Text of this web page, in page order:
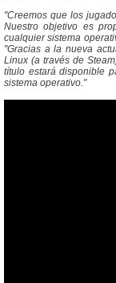
"Creemos que los
Nuestro objetivo es
cualquier sistema
"Gracias a la nueva
Linux (a través de
título estará disponible
sistema operativo."